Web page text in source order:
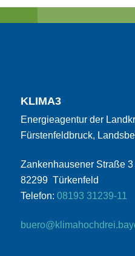
KLIMA3
Energieagentur der
Fürstenfeldbruck,
Zankenhausener Straße 3
82299 Türkenfeld
Telefon: 08193 31239-11